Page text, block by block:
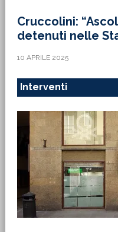
Cruccolini:
detenuti nelle
10 APRILE 2025
Interventi